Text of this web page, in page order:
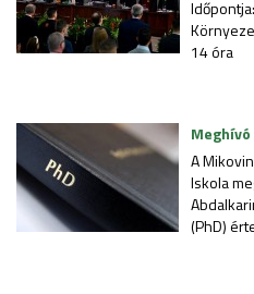
14 óra
Meghívó
A
Iskola
(PhD)